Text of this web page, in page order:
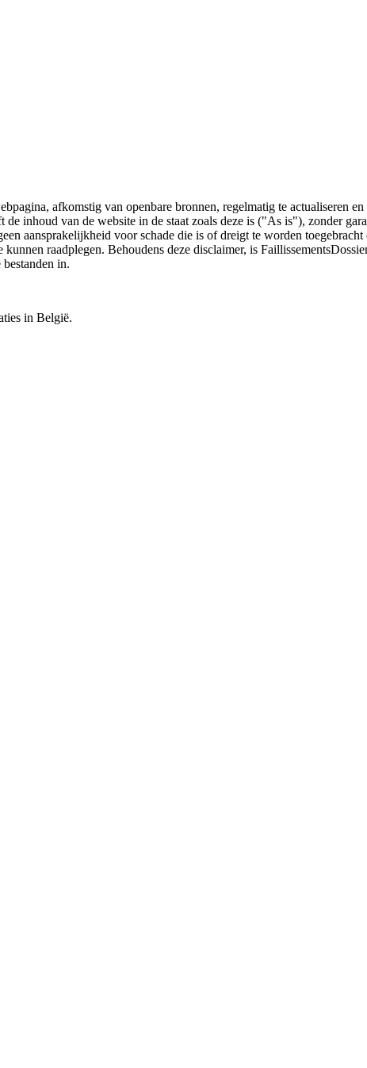
afkomstig van openbare bronnen, regelmatig te actualiseren
inhoud van de website in de staat zoals deze is ("As is"), zonder
aansprakelijkheid voor schade die is of dreigt te worden
raadplegen. Behoudens deze disclaimer, is
in.
in België.